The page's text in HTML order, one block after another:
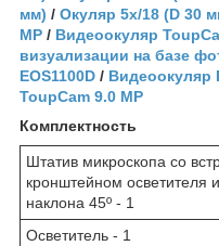
мм) / Окуляр 5х/18 (D 30
MP / Видеоокуляр
визуализации на базе
EOS1100D / Видеоокуляр
ToupCam 9.0 MP
Комплектность
Штатив микроскопа со
кронштейном осветителя
наклона 45º - 1
Осветитель - 1